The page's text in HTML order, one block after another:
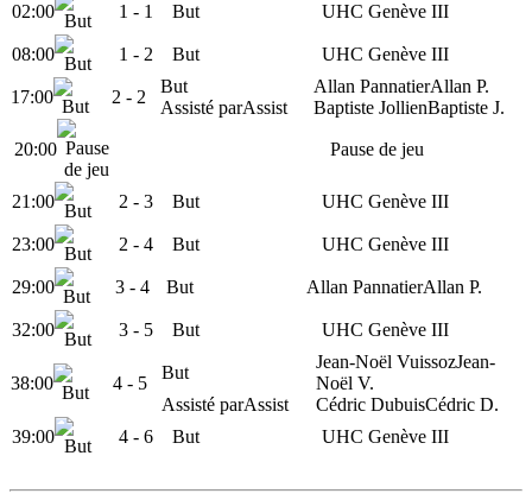
02:00
1 - 1 But UHC Genève III
08:00 1 - 2 But UHC Genève III
17:00 2 - 2
But Allan PannatierAllan P.
Assisté parAssist Baptiste JollienBaptiste J.
20:00 Pause de jeu
21:00 2 - 3 But UHC Genève III
23:00 2 - 4 But UHC Genève III
29:00 3 - 4 But Allan PannatierAllan P.
32:00 3 - 5 But UHC Genève III
38:00 4- 5
But
Jean-Noël VuissozJean-
Noël V.
Assisté parAssist Cédric DubuisCédric D.
39:00
4 - 6 But UHC Genève III